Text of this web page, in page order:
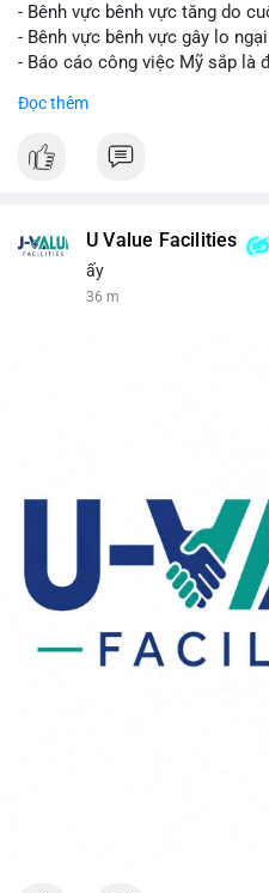
- Bênh vực bênh vực tăng do
- Bênh vực bênh vực gây lo
- Báo cáo công việc Mỹ sắp là
$btc#btc
#vlikevn #titanbot
Đọc thêm
U Value Facilities
ấy
36 m